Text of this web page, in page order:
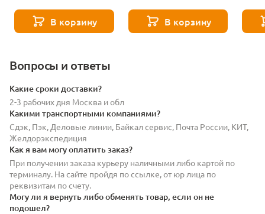
В корзину В корзину
Вопросы и ответы
Какие сроки доставки?
2-3 рабочих дня Москва и обл
Какими транспортными компаниями?
Сдэк, Пэк, Деловые линии, Байкал сервис, Почта России, КИТ,
Желдорэкспедиция
Как я вам могу оплатить заказ?
При получении заказа курьеру наличными либо картой по
терминалу. На сайте пройдя по ссылке, от юр лица по
реквизитам по счету.
Могу ли я вернуть либо обменять товар, если он не
подошел?